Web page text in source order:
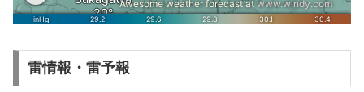
雷情報・雷予報